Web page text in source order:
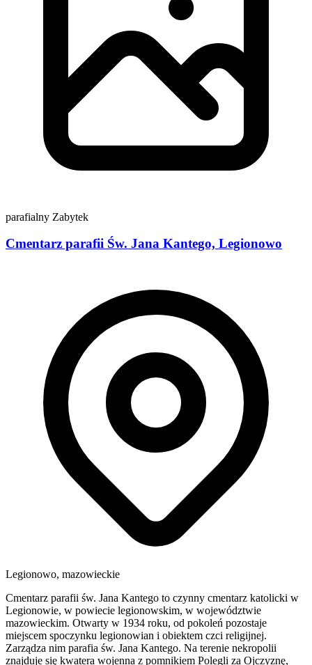
parafialny Zabytek
Cmentarz parafii Św. Jana Kantego, Legionowo
Legionowo, mazowieckie
Cmentarz parafii św. Jana Kantego to czynny cmentarz katolicki w
Legionowie, w powiecie legionowskim, w województwie
mazowieckim. Otwarty w 1934 roku, od pokoleń pozostaje
miejscem spoczynku legionowian i obiektem czci religijnej.
Zarządza nim parafia św. Jana Kantego. Na terenie nekropolii
znajduje się kwatera wojenna z pomnikiem Polegli za Ojczyznę,